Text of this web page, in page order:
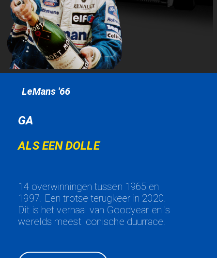
LeMans '66
GA
ALS EEN DOLLE
14 overwinningen tussen 1965 en
1997. Een trotse terugkeer in 2020.
Dit is het verhaal van Goodyear en 's
werelds meest iconische duurrace.